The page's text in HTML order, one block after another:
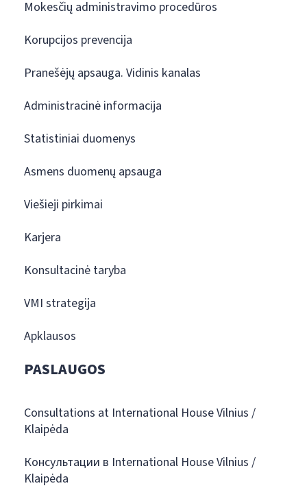
Mokesčių administravimo procedūros
Korupcijos prevencija
Pranešėjų apsauga. Vidinis kanalas
Administracinė informacija
Statistiniai duomenys
Asmens duomenų apsauga
Viešieji pirkimai
Karjera
Konsultacinė taryba
VMI strategija
Apklausos
PASLAUGOS
Consultations at International House Vilnius /
Klaipėda
Консультации в International House Vilnius /
Klaipėda